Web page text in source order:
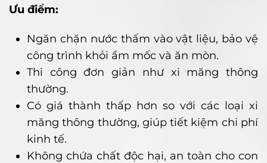
Ưu điểm:
Ngăn chặn nước thấm vào vật liệu, bảo vệ
công trình khỏi ẩm mốc và ăn mòn.
Thi công đơn giản như xi măng thông
thường.
Có giá thành thấp hơn so với các loại xi
măng thông thường, giúp tiết kiệm chi phí
kinh tế.
Không chứa chất độc hại, an toàn cho con